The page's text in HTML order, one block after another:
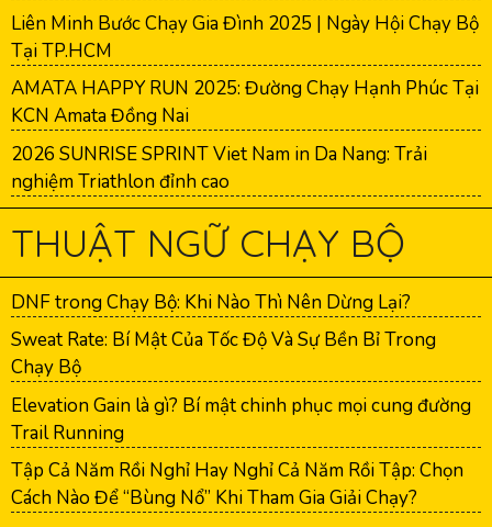
Liên Minh Bước Chạy Gia Đình 2025 | Ngày Hội Chạy Bộ
Tại TP.HCM
AMATA HAPPY RUN 2025: Đường Chạy Hạnh Phúc Tại
KCN Amata Đồng Nai
2026 SUNRISE SPRINT Viet Nam in Da Nang: Trải
nghiệm Triathlon đỉnh cao
THUẬT NGỮ CHẠY BỘ
DNF trong Chạy Bộ: Khi Nào Thì Nên Dừng Lại?
Sweat Rate: Bí Mật Của Tốc Độ Và Sự Bền Bỉ Trong
Chạy Bộ
Elevation Gain là gì? Bí mật chinh phục mọi cung đường
Trail Running
Tập Cả Năm Rồi Nghỉ Hay Nghỉ Cả Năm Rồi Tập: Chọn
Cách Nào Để “Bùng Nổ” Khi Tham Gia Giải Chạy?